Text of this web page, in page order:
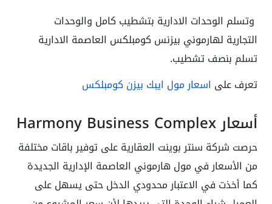
وتسلم الوحدات الادارية بتشطيب كامل والوحدات
التجارية لهارموني بيزنس كومبلكس العاصمة الادارية
تسلم بنصف تشطيب.
تعرف على اسعار مول ايبك بيزن كومبلكس
أسعار Harmony Business Complex
حرصت شركة سنتر بوينت العقارية على توفير باقات مختلفة
من الأسعار في مول هارموني العاصمة الإدارية الجديدة
كما أخذت في الاعتبار محدودي الدخل حتى يسهل على